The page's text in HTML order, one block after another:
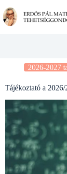
to
content
2026-2027
Tájékoztató a 2026/